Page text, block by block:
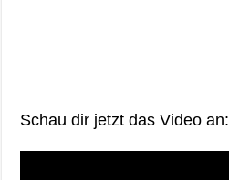
Schau dir jetzt das Video an: